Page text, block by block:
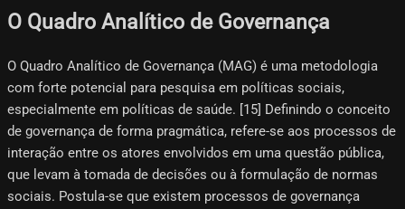
O Quadro Analítico de Governança
O Quadro Analítico de Governança (MAG) é uma metodologia
com forte potencial para pesquisa em políticas sociais,
especialmente em políticas de saúde. [15] Definindo o conceito
de governança de forma pragmática, refere-se aos processos de
interação entre os atores envolvidos em uma questão pública,
que levam à tomada de decisões ou à formulação de normas
sociais. Postula-se que existem processos de governança